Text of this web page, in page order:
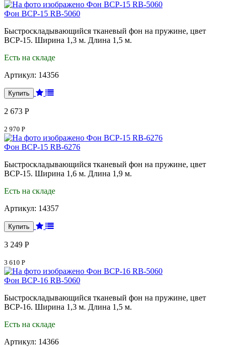
Фон BCP-15 RB-5060
Быстроскладывающийся тканевый фон на пружине, цвет
BCP-15. Ширина 1,3 м. Длина 1,5 м.
Есть на складе
Артикул: 14356
2 673 Р
2 970 Р
Фон BCP-15 RB-6276
Быстроскладывающийся тканевый фон на пружине, цвет
BCP-15. Ширина 1,6 м. Длина 1,9 м.
Есть на складе
Артикул: 14357
3 249 Р
3 610 Р
Фон BCP-16 RB-5060
Быстроскладывающийся тканевый фон на пружине, цвет
BCP-16. Ширина 1,3 м. Длина 1,5 м.
Есть на складе
Артикул: 14366